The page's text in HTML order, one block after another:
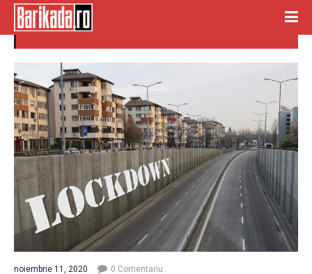
cuvantul anului 2020
noiembrie 11, 2020 0 Comentariu